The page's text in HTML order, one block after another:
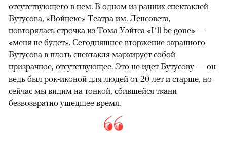
отсутствующего в нем. В одном из ранних спектаклей
Бутусова, «Войцеке» Театра им. Ленсовета,
повторялась строчка из Тома Уэйтса «I’ll be gone» —
«меня не будет». Сегодняшнее вторжение экранного
Бутусова в плоть спектакля маркирует собой
призрачное, отсутствующее. Это не идет Бутусову — он
ведь был рок-иконой для людей от 20 лет и старше, но
сейчас мы видим на тонкой, сбившейся ткани
безвозвратно ушедшее время.